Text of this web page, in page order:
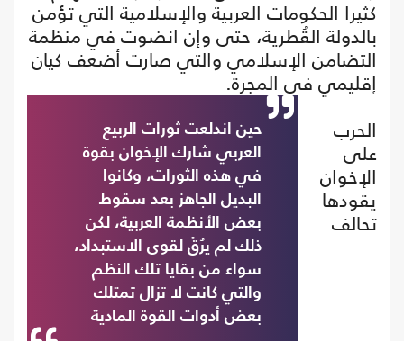
كثيرا الحكومات العربية والإسلامية التي تؤمن
بالدولة القُطرية، حتى وإن انضوت في منظمة
التضامن الإسلامي والتي صارت أضعف كيان
إقليمي في المجرة.
حين اندلعت ثورات الربيع
العربي شارك الإخوان بقوة
في هذه الثورات، وكانوا
البديل الجاهز بعد سقوط
بعض الأنظمة العربية، لكن
ذلك لم يرُقْ لقوى الاستبداد،
سواء من بقايا تلك النظم
والتي كانت لا تزال تمتلك
بعض أدوات القوة المادية
الحرب
على
الإخوان
يقودها
تحالف